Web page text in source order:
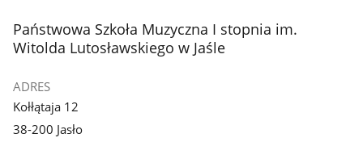
galerii.
stopka
Państwowa Szkoła Muzyczna I stopnia im.
Witolda Lutosławskiego w Jaśle
ADRES
Kołłątaja 12
38-200 Jasło